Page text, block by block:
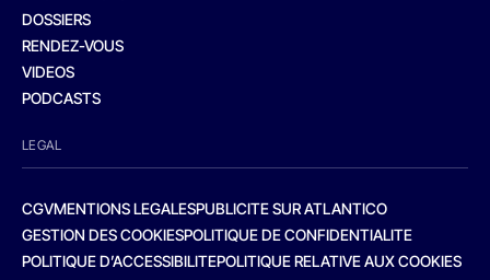
DOSSIERS
RENDEZ-VOUS
VIDEOS
PODCASTS
LEGAL
CGVMENTIONS LEGALESPUBLICITE SUR ATLANTICO
GESTION DES COOKIESPOLITIQUE DE CONFIDENTIALITE
POLITIQUE D’ACCESSIBILITEPOLITIQUE RELATIVE AUX COOKIES